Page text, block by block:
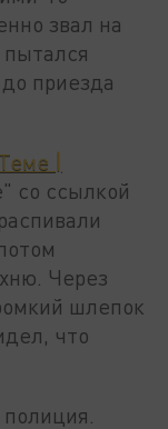
звал на
приезда
|
со ссылкой
Через
шлепок
что